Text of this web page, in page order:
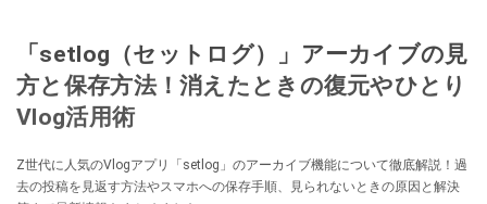
「setlog（セットログ）」アーカイブの見
方と保存方法！消えたときの復元やひとり
Vlog活用術
Z世代に人気のVlogアプリ「setlog」のアーカイブ機能について徹底解説！過
去の投稿を見返す方法やスマホへの保存手順、見られないときの原因と解決